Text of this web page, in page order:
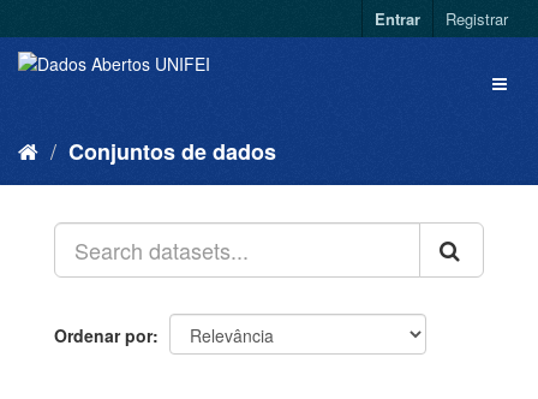
Entrar Registrar
Conjuntos de dados
Ordenar por